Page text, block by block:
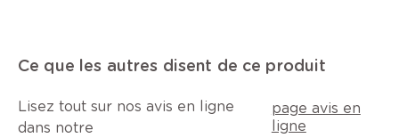
Ce que les autres disent de ce produit
Lisez tout sur nos avis en ligne
dans notre
page avis en
ligne